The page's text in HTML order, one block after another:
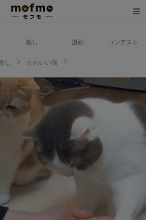
癒し 漫画 コンテスト
し
かわいい猫